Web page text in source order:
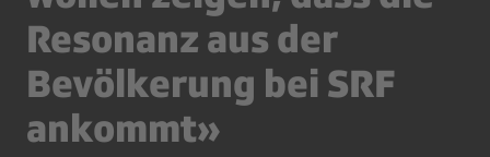
Resonanz aus der
Bevölkerung bei SRF
ankommt»